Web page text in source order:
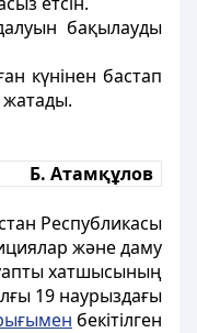
бақылауды
күнінен бастап
жатады.
Б. Атамқұлов
Республикасы
және даму
хатшысының
19 наурыздағы
бекітілген